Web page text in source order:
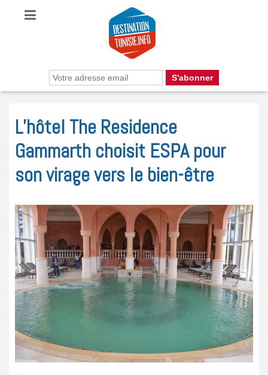
L’hôtel The Residence
Gammarth choisit ESPA pour
son virage vers le bien-être